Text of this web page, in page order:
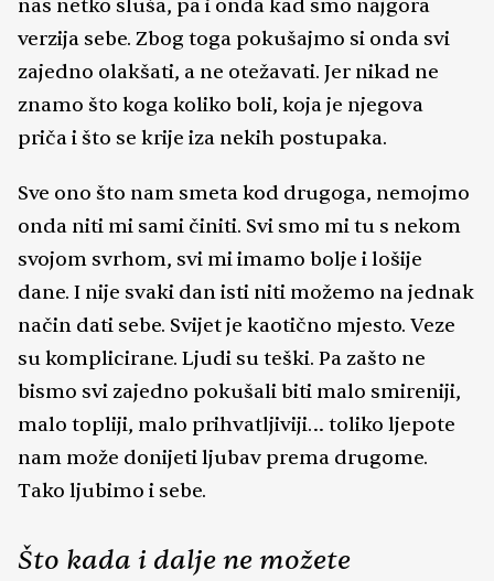
nas netko sluša, pa i onda kad smo najgora
verzija sebe. Zbog toga pokušajmo si onda svi
zajedno olakšati, a ne otežavati. Jer nikad ne
znamo što koga koliko boli, koja je njegova
priča i što se krije iza nekih postupaka.
Sve ono što nam smeta kod drugoga, nemojmo
onda niti mi sami činiti. Svi smo mi tu s nekom
svojom svrhom, svi mi imamo bolje i lošije
dane. I nije svaki dan isti niti možemo na jednak
način dati sebe. Svijet je kaotično mjesto. Veze
su komplicirane. Ljudi su teški. Pa zašto ne
bismo svi zajedno pokušali biti malo smireniji,
malo topliji, malo prihvatljiviji… toliko ljepote
nam može donijeti ljubav prema drugome.
Tako ljubimo i sebe.
Što kada i dalje ne možete